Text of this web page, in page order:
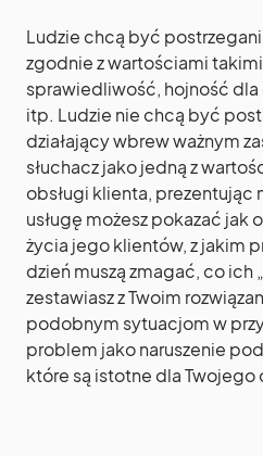
Ludzie chcą być postrzegani
zgodnie z wartościami
sprawiedliwość, hojność
itp. Ludzie nie chcą być
działający wbrew ważnym
słuchacz jako jedną z
obsługi klienta, prezentując
usługę możesz pokazać jak
życia jego klientów, z jakim
dzień muszą zmagać, co ich
zestawiasz z Twoim
podobnym sytuacjom w
problem jako naruszenie
które są istotne dla Twojego